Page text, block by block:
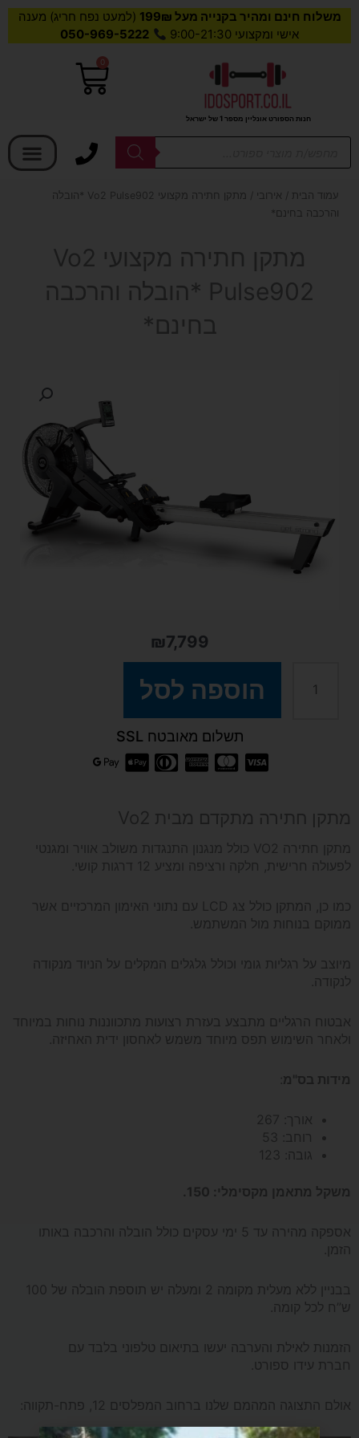
משלוח חינם ומהיר בקנייה מעל 199₪
(למעט נפח חריג) מענה
אישי ומקצועי 9:00-21:30
050-969-5222
חנות הספורט אונליין מספר 1 של ישראל
0
עגלת
Products
עמוד הבית / אירובי
/ מתקן חתירה מקצועי Vo2 Pulse902 *הובלה
והרכבה בחינם*
מתקן חתירה מקצועי Vo2
Pulse902 *הובלה והרכבה
בחינם*
₪7,799
Pulse902
*הובלה
בחינם*
הוספה לסל
תשלום מאובטח SSL
מתקן חתירה מתקדם מבית Vo2
מתקן חתירה VO2 כולל מנגנון התנגדות משולב אוויר ומגנטי
לפעולה חרישית, חלקה ורציפה ומציע 12 דרגות קושי.
כמו כן, המתקן כולל צג LCD עם נתוני האימון המרכזיים אשר
ממוקם בנוחות מול המשתמש.
מיוצב על רגליות גומי וכולל גלגלים המקלים על הניוד מנקודה
לנקודה.
אבטוח הרגליים מתבצע בעזרת רצועות מתכווננות נוחות במיוחד
ולאחר השימוש תפס מיוחד משמש לאחסון ידית האחיזה.
מידות בס"מ:
אורך: 267
רוחב: 53
גובה: 123
משקל מתאמן מקסימלי: 150.
אספקה מהירה עד 5 ימי עסקים כולל הובלה והרכבה באותו
הזמן.
בבניין ללא מעלית מקומה 2 ומעלה יש תוספת הובלה של 100
ש”ח לכל קומה.
הזמנות לאילת והערבה יעשו בתיאום טלפוני בלבד עם
חברת עידו ספורט.
אולם התצוגה המהמם שלנו ברחוב המפלסים 12, פתח-תקווה: